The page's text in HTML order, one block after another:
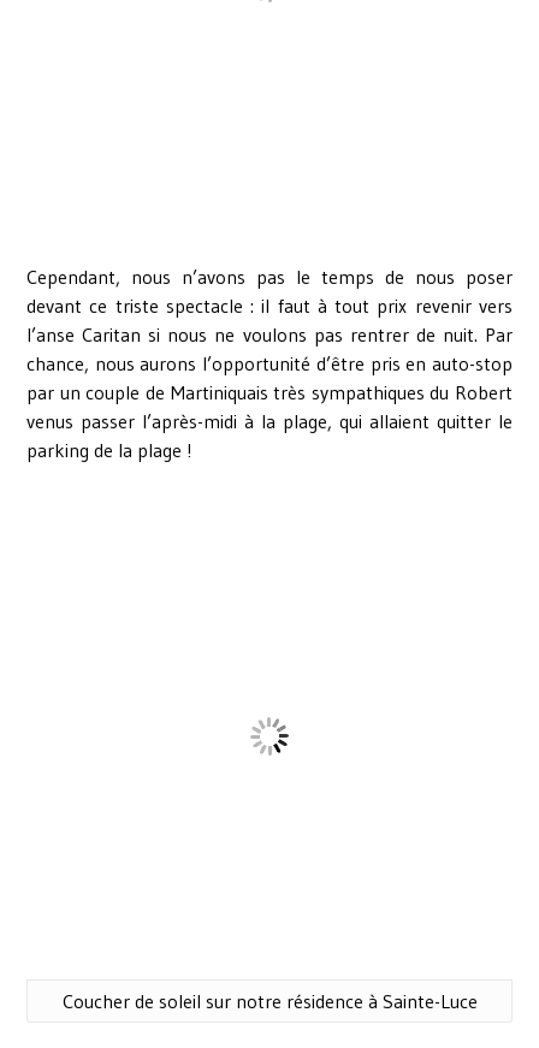
Cependant, nous n’avons pas le temps de nous poser
devant ce triste spectacle : il faut à tout prix revenir vers
l’anse Caritan si nous ne voulons pas rentrer de nuit. Par
chance, nous aurons l’opportunité d’être pris en auto-stop
par un couple de Martiniquais très sympathiques du Robert
venus passer l’après-midi à la plage, qui allaient quitter le
parking de la plage !
Coucher de soleil sur notre résidence à Sainte-Luce